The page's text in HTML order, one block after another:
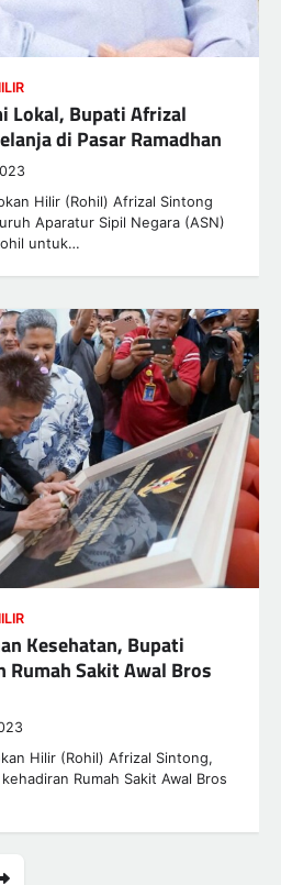
Lokal, Bupati Afrizal
di Pasar Ramadhan
Hilir (Rohil) Afrizal Sintong
Aparatur Sipil Negara (ASN)
untuk…
Kesehatan, Bupati
Rumah Sakit Awal Bros
Hilir (Rohil) Afrizal Sintong,
Rumah Sakit Awal Bros